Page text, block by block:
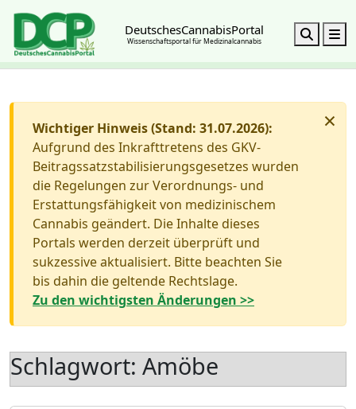
DeutschesCannabisPortal
Wissenschaftsportal für Medizinalcannabis Search
×
Wichtiger Hinweis (Stand: 31.07.2026):
Aufgrund des Inkrafttretens des GKV-
Beitragssatzstabilisierungsgesetzes wurden
die Regelungen zur Verordnungs- und
Erstattungsfähigkeit von medizinischem
Cannabis geändert. Die Inhalte dieses
Portals werden derzeit überprüft und
sukzessive aktualisiert. Bitte beachten Sie
bis dahin die geltende Rechtslage.
Zu den wichtigsten Änderungen >>
Schlagwort: Amöbe